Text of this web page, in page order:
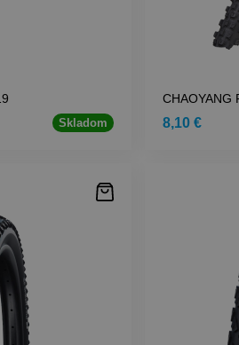
Skladom
CHAOYANG
8,10 €